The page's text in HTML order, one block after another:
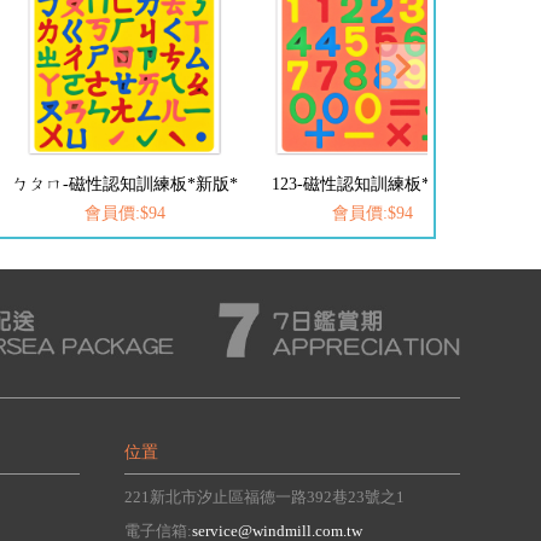
ㄅㄆㄇ-磁性認知訓練板*新版*
會員價:$94
123-磁性認知訓練板*新版*
會員價:$94
位置
221新北市汐止區福德一路392巷23號之1
電子信箱:service@windmill.com.tw